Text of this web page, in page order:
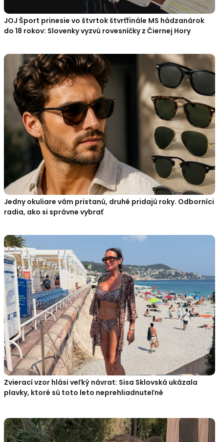
JOJ Šport prinesie vo štvrtok štvrťfinále MS hádzanárok
do 18 rokov: Slovenky vyzvú rovesníčky z Čiernej Hory
Jedny okuliare vám pristanú, druhé pridajú roky. Odborníci
radia, ako si správne vybrať
Zvierací vzor hlási veľký návrat: Sisa Sklovská ukázala
plavky, ktoré sú toto leto neprehliadnuteľné